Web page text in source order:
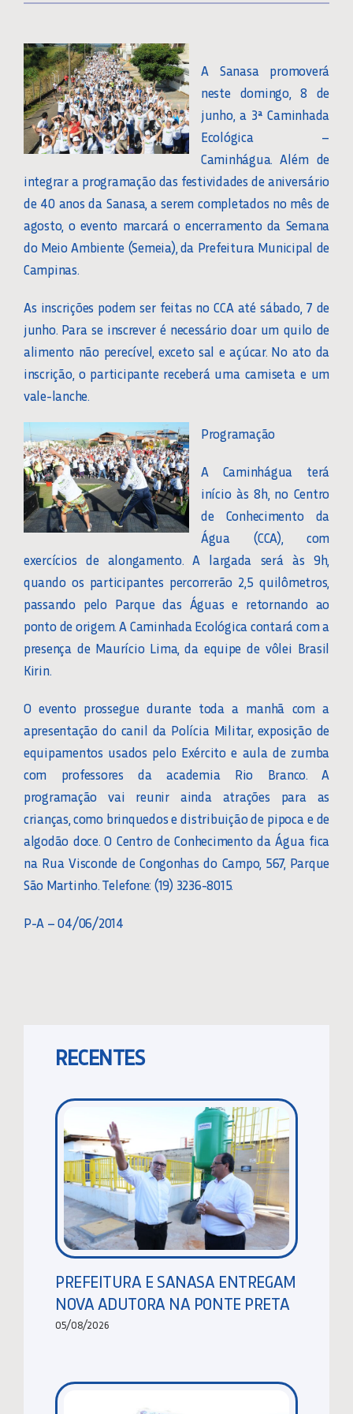
A Sanasa promoverá
neste domingo, 8 de
junho, a 3ª Caminhada
Ecológica –
Caminhágua. Além de
integrar a programação das festividades de aniversário
de 40 anos da Sanasa, a serem completados no mês de
agosto, o evento marcará o encerramento da Semana
do Meio Ambiente (Semeia), da Prefeitura Municipal de
Campinas.
As inscrições podem ser feitas no CCA até sábado, 7 de
junho. Para se inscrever é necessário doar um quilo de
alimento não perecível, exceto sal e açúcar. No ato da
inscrição, o participante receberá uma camiseta e um
vale-lanche.
Programação
A Caminhágua terá
início às 8h, no Centro
de Conhecimento da
Água (CCA), com
exercícios de alongamento. A largada será às 9h,
quando os participantes percorrerão 2,5 quilômetros,
passando pelo Parque das Águas e retornando ao
ponto de origem. A Caminhada Ecológica contará com a
presença de Maurício Lima, da equipe de vôlei Brasil
Kirin.
O evento prossegue durante toda a manhã com a
apresentação do canil da Polícia Militar, exposição de
equipamentos usados pelo Exército e aula de zumba
com professores da academia Rio Branco. A
programação vai reunir ainda atrações para as
crianças, como brinquedos e distribuição de pipoca e de
algodão doce. O Centro de Conhecimento da Água fica
na Rua Visconde de Congonhas do Campo, 567, Parque
São Martinho. Telefone: (19) 3236-8015.
P-A – 04/06/2014
RECENTES
PREFEITURA E SANASA ENTREGAM
NOVA ADUTORA NA PONTE PRETA
05/08/2026